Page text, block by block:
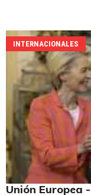
INTERNACIONALES
Unión Europea